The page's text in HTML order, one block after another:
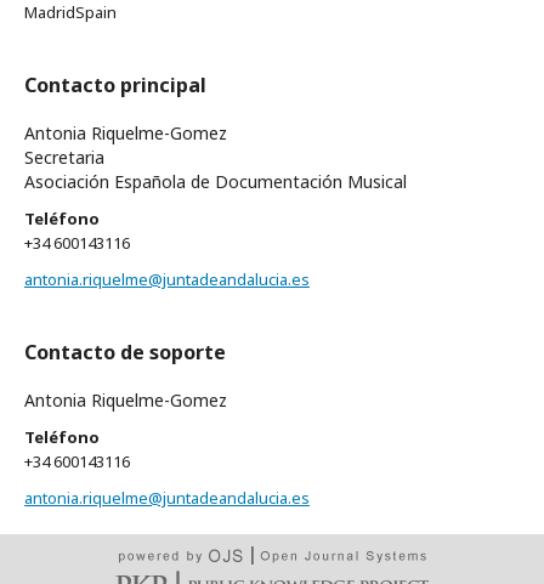
MadridSpain
Contacto principal
Antonia Riquelme-Gomez
Secretaria
Asociación Española de Documentación Musical
Teléfono
+34 600143116
antonia.riquelme@juntadeandalucia.es
Contacto de soporte
Antonia Riquelme-Gomez
Teléfono
+34 600143116
antonia.riquelme@juntadeandalucia.es